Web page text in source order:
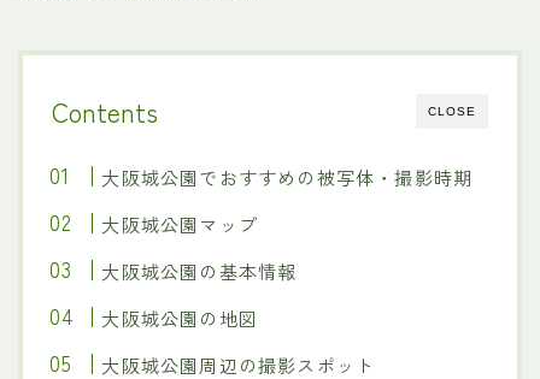
CLOSE
Contents
大阪城公園でおすすめの被写体・撮影時期
大阪城公園マップ
大阪城公園の基本情報
大阪城公園の地図
大阪城公園周辺の撮影スポット